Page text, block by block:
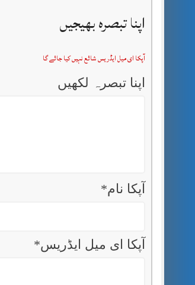
اپنا تبصرہ بھیجیں
آپکا ای میل ایڈریس شائع نہیں کیا جائے گا
اپنا تبصرہ لکھیں
آپکا نام*
آپکا ای میل ایڈریس*